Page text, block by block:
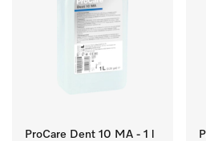
ProCare Dent 10 MA - 1 l